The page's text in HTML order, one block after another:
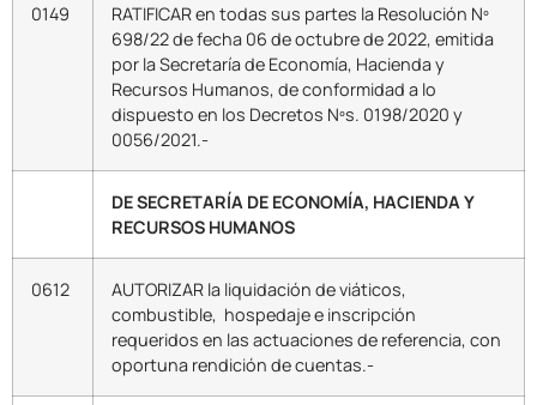
0149
RATIFICAR en todas sus partes la Resolución Nº
698/22 de fecha 06 de octubre de 2022, emitida
por la Secretaría de Economía, Hacienda y
Recursos Humanos, de conformidad a lo
dispuesto en los Decretos Nºs. 0198/2020 y
0056/2021.-
DE SECRETARÍA DE ECONOMÍA, HACIENDA Y
RECURSOS HUMANOS
0612
AUTORIZAR la liquidación de viáticos,
combustible, hospedaje e inscripción
requeridos en las actuaciones de referencia, con
oportuna rendición de cuentas.-